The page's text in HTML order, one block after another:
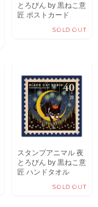
とろびん by 黒ねこ意
匠 ポストカード
SOLD OUT
スタンプアニマル 夜
とろびん by 黒ねこ意
匠 ハンドタオル
SOLD OUT